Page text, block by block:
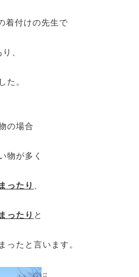
着付けの先生で
、
た。
の場合
物が多く
ったり 、
ったり と
ったと言います。